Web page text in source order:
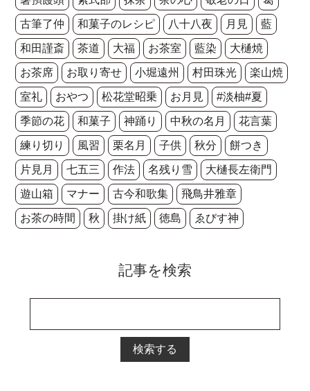
古筆了仲 和菓子のレシピ 八十八夜 月見 藍
和田謹斎 茶道 大福 お茶室 藍染 大樋焼
お茶席 お取り寄せ 小堀遠州 村田珠光 楽山焼
室礼 おやつ 松花堂昭乗 お月見 #淡柚#夏
季節の花 和菓子 神踊り 中秋の名月 花言葉
練り切り 風習 栗名月 子供 秋分 餅つき
片見月 七五三 作法 名残り雪 大樋長左衛門
遊山箱 マナー 古今和歌集 飛鳥井雅章
お茶の時間 秋 掛け紙 徳島 ゑびす神
記事を検索
検索する